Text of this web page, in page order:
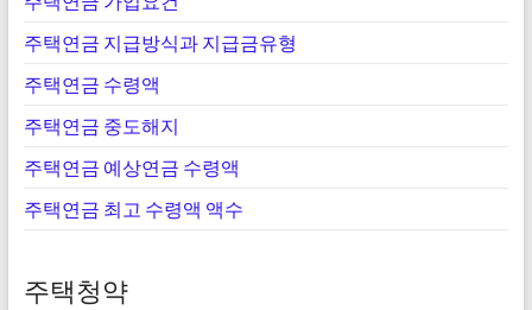
주택연금 지급방식과 지급금유형
주택연금 수령액
주택연금 중도해지
주택연금 예상연금 수령액
주택연금 최고 수령액 액수
주택청약